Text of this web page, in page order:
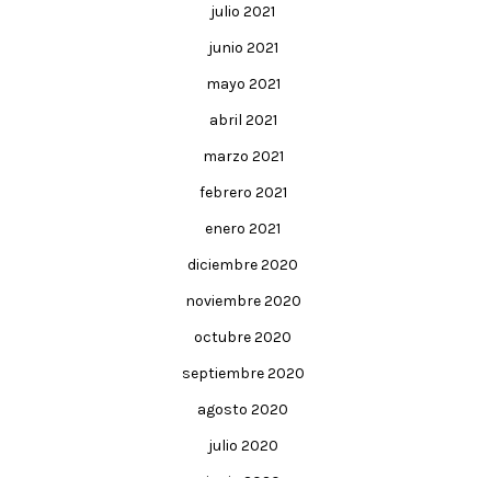
julio 2021
junio 2021
mayo 2021
abril 2021
marzo 2021
febrero 2021
enero 2021
diciembre 2020
noviembre 2020
octubre 2020
septiembre 2020
agosto 2020
julio 2020